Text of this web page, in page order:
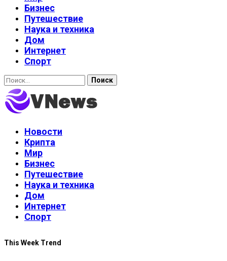
Бизнес
Путешествие
Наука и техника
Дом
Интернет
Спорт
Найти:
Новости
Крипта
Мир
Бизнес
Путешествие
Наука и техника
Дом
Интернет
Спорт
This Week Trend